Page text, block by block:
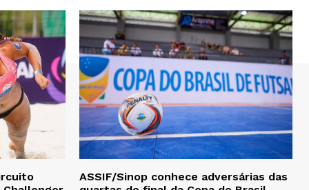
ASSIF/Sinop conhece adversárias das